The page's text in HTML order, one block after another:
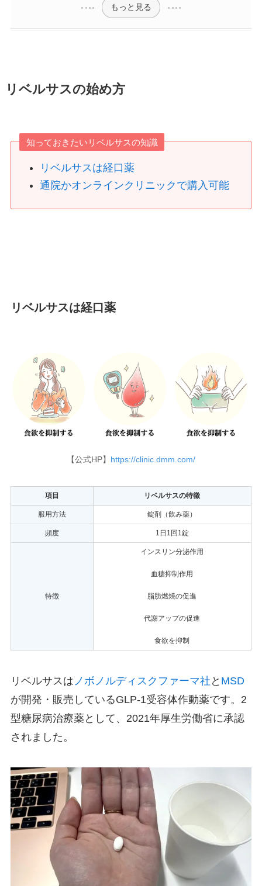
もっと見る
リベルサスの始め方
知っておきたいリベルサスの知識
リベルサスは経口薬
通院かオンラインクリニックで購入可能
リベルサスは経口薬
【公式HP】 https://clinic.dmm.com/
項目 リベルサスの特徴
服用方法 錠剤（飲み薬）
頻度 1日1回1錠
特徴
インスリン分泌作用
血糖抑制作用
脂肪燃焼の促進
代謝アップの促進
食欲を抑制
リベルサスは ノボノルディスクファーマ社 と MSD
が開発・販売しているGLP-1受容体作動薬です。2
型糖尿病治療薬として、2021年厚生労働省に承認
されました。